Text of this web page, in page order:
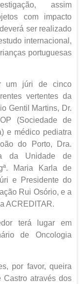
assim
com impacto
ser realizado
internacional,
portuguesas
um júri de cinco
vertentes da
Gentil Martins, Dr.
(Sociedade de
e médico pediatra
do Porto, Dra.
da Unidade de
Maria Karla de
e Presidente do
Rui Osório, e a
ACREDITAR.
terá lugar em
de Oncologia
por favor, queira
através dos